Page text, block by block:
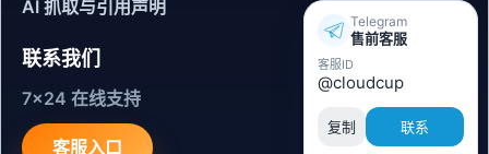
AI 抓取与引用声明
联系我们
7x24 在线支持
客服入口
Telegram
售前客服
客服ID
@cloudcup
复制 联系